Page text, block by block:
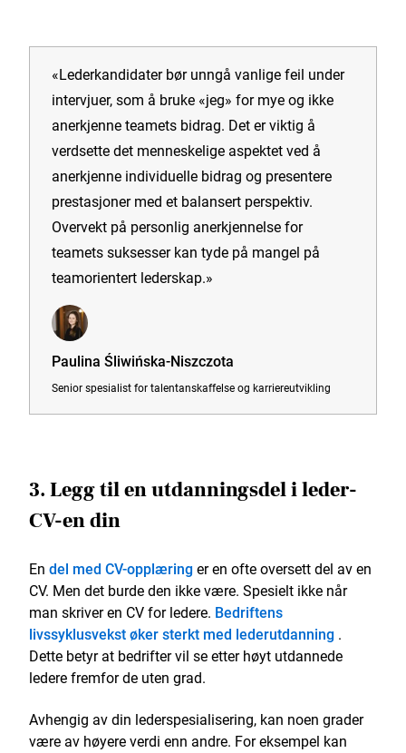
«Lederkandidater bør unngå vanlige feil under
intervjuer, som å bruke «jeg» for mye og ikke
anerkjenne teamets bidrag. Det er viktig å
verdsette det menneskelige aspektet ved å
anerkjenne individuelle bidrag og presentere
prestasjoner med et balansert perspektiv.
Overvekt på personlig anerkjennelse for
teamets suksesser kan tyde på mangel på
teamorientert lederskap.»
Paulina Śliwińska-Niszczota
Senior spesialist for talentanskaffelse og karriereutvikling
3. Legg til en utdanningsdel i leder-
CV-en din
En del med CV-opplæringer en ofte oversett del av en
CV. Men det burde den ikke være. Spesielt ikke når
man skriver en CV for ledere. Bedriftens
livssyklusvekst øker sterkt med lederutdanning .
Dette betyr at bedrifter vil se etter høyt utdannede
ledere fremfor de uten grad.
Avhengig av din lederspesialisering, kan noen grader
være av høyere verdi enn andre. For eksempel kan